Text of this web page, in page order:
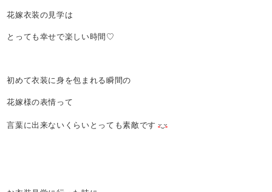
花嫁衣装の見学は
とっても幸せで楽しい時間♡
初めて衣装に身を包まれる瞬間の
花嫁様の表情って
言葉に出来ないくらいとっても素敵です